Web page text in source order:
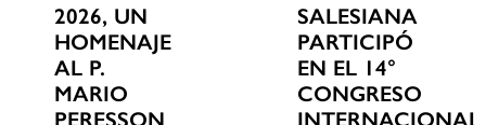
2026, UN
HOMENAJE
AL P.
MARIO
PERESSON
SALESIANA
PARTICIPÓ
EN EL 14°
CONGRESO
INTERNACIONAL